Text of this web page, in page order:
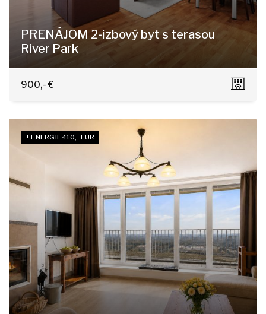
PRENÁJOM 2-izbový byt s terasou
River Park
Dvořákovo nábrežie 4E, Bratislava - Staré Mesto
900,- €
+ ENERGIE 410,- EUR